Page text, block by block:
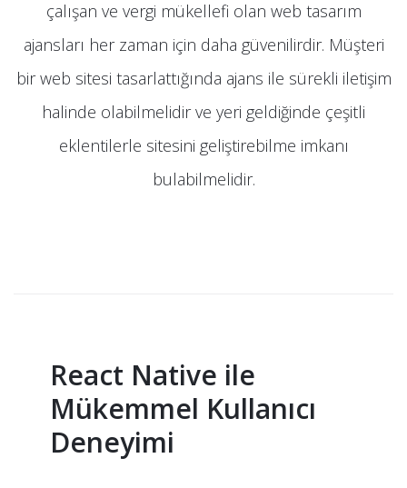
çalışan ve vergi mükellefi olan web tasarım
ajansları her zaman için daha güvenilirdir. Müşteri
bir web sitesi tasarlattığında ajans ile sürekli iletişim
halinde olabilmelidir ve yeri geldiğinde çeşitli
eklentilerle sitesini geliştirebilme imkanı
bulabilmelidir.
React Native ile
Mükemmel Kullanıcı
Deneyimi